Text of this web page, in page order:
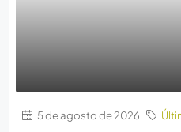
5 de agosto de 2026